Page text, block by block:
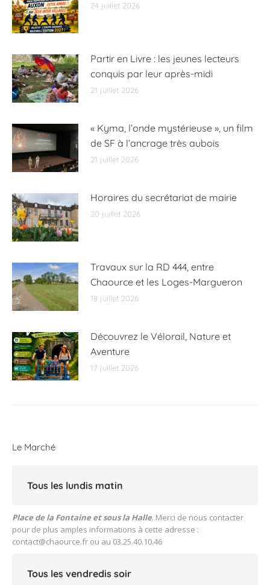
24 juillet 2026
Partir en Livre : les jeunes lecteurs
conquis par leur après-midi
21 juillet 2026
« Kyma, l’onde mystérieuse », un film
de SF à l’ancrage très aubois
21 juillet 2026
Horaires du secrétariat de mairie
20 juillet 2026
Travaux sur la RD 444, entre
Chaource et les Loges-Margueron
18 juillet 2026
Découvrez le Vélorail, Nature et
Aventure
17 juillet 2026
Le Marché
Tous les lundis matin
Place de la Fontaine et sous la Halle. Merci de nous contacter
pour de plus amples informations à cette adresse :
contact@chaource.fr ou au 03.25.40.10.46
Tous les vendredis soir